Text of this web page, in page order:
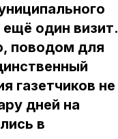
один визит.
поводом для
газетчиков не
дней на
в